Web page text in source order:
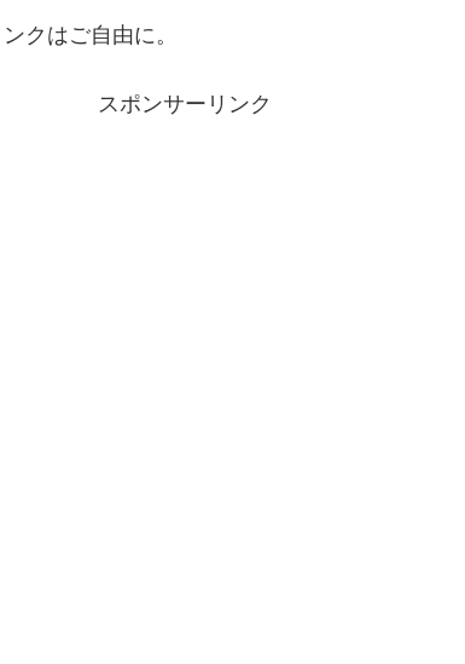
ンクはご自由に。
スポンサーリンク